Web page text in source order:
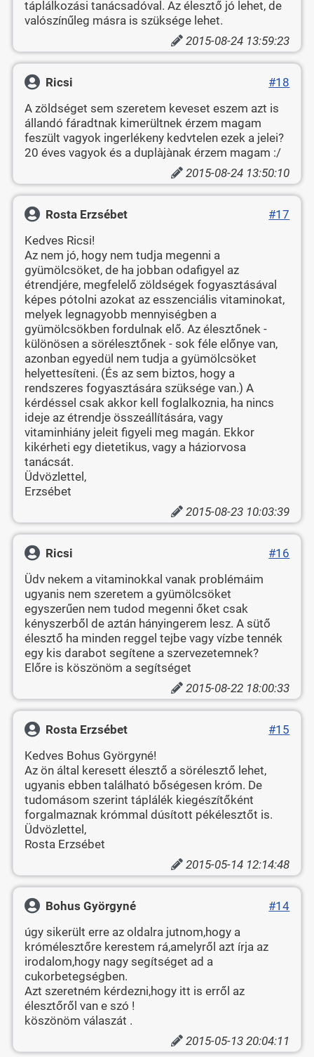
táplálkozási tanácsadóval. Az élesztő jó lehet, de
valószínűleg másra is szüksége lehet.
2015-08-24 13:59:23
Ricsi
#18
A zöldséget sem szeretem keveset eszem azt is
állandó fáradtnak kimerültnek érzem magam
feszült vagyok ingerlékeny kedvtelen ezek a jelei?
20 éves vagyok és a duplàjànak érzem magam :/
2015-08-24 13:50:10
Rosta Erzsébet
#17
Kedves Ricsi!
Az nem jó, hogy nem tudja megenni a
gyümölcsöket, de ha jobban odafigyel az
étrendjére, megfelelő zöldségek fogyasztásával
képes pótolni azokat az esszenciális vitaminokat,
melyek legnagyobb mennyiségben a
gyümölcsökben fordulnak elő. Az élesztőnek -
különösen a sörélesztőnek - sok féle előnye van,
azonban egyedül nem tudja a gyümölcsöket
helyettesíteni. (És az sem biztos, hogy a
rendszeres fogyasztására szüksége van.) A
kérdéssel csak akkor kell foglalkoznia, ha nincs
ideje az étrendje összeállítására, vagy
vitaminhiány jeleit figyeli meg magán. Ekkor
kikérheti egy dietetikus, vagy a háziorvosa
tanácsát.
Üdvözlettel,
Erzsébet
2015-08-23 10:03:39
Ricsi
#16
Üdv nekem a vitaminokkal vanak problémáim
ugyanis nem szeretem a gyümölcsöket
egyszerűen nem tudod megenni őket csak
kényszerből de aztán hányingerem lesz. A sütő
élesztő ha minden reggel tejbe vagy vízbe tennék
egy kis darabot segítene a szervezetemnek?
Előre is köszönöm a segítséget
2015-08-22 18:00:33
Rosta Erzsébet
#15
Kedves Bohus Györgyné!
Az ön által keresett élesztő a sörélesztő lehet,
ugyanis ebben található bőségesen króm. De
tudomásom szerint táplálék kiegészítőként
forgalmaznak krómmal dúsított pékélesztőt is.
Üdvözlettel,
Rosta Erzsébet
2015-05-14 12:14:48
Bohus Györgyné
#14
úgy sikerült erre az oldalra jutnom,hogy a
krómélesztőre kerestem rá,amelyről azt írja az
irodalom,hogy nagy segítséget ad a
cukorbetegségben.
Azt szeretném kérdezni,hogy itt is erről az
élesztőről van e szó !
köszönöm válaszát .
2015-05-13 20:04:11